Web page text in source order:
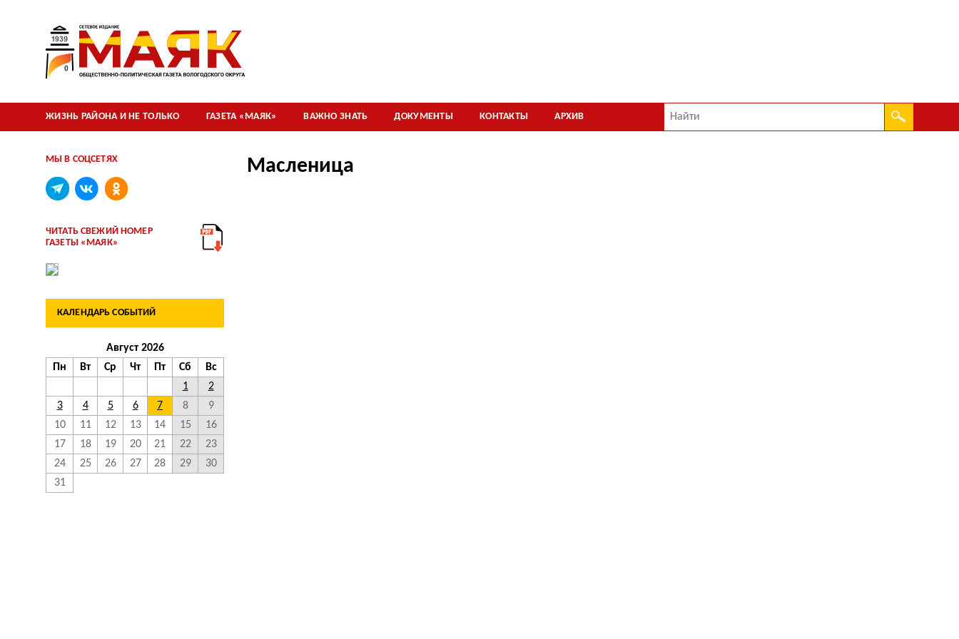
ЖИЗНЬ РАЙОНА И НЕ ТОЛЬКО ГАЗЕТА «МАЯК» ВАЖНО ЗНАТЬ ДОКУМЕНТЫ КОНТАКТЫ АРХИВ
Масленица
МЫ В СОЦСЕТЯХ
ЧИТАТЬ СВЕЖИЙ НОМЕР
ГАЗЕТЫ «МАЯК»
КАЛЕНДАРЬ СОБЫТИЙ
Август 2026
Пн
Вт Ср Чт Пт Сб
Вс
1
2
3
4 5 6 7 8
9
10
11 12 13 14 15
16
17
18 19 20 21 22
23
24
25 26 27 28 29
30
31